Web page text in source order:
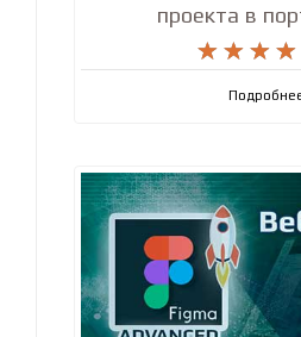
проекта в
   
   